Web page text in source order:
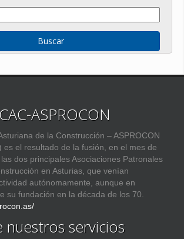
ASPROCON
de la Construcción – ASPROCON
es el resultado de la fusión, en el mes de
dos principales Asociaciones Patronales
en Asturias, que venían
autónomamente, aunque en
su fundación en la década de los 70.
nuestros servicios